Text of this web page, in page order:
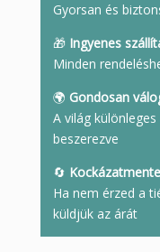
Gyorsan és
🎁 Ingyenes
Minden
🌍 Gondosan
A világ
beszerezve
🔄
Ha nem érzed a
küldjük az árát